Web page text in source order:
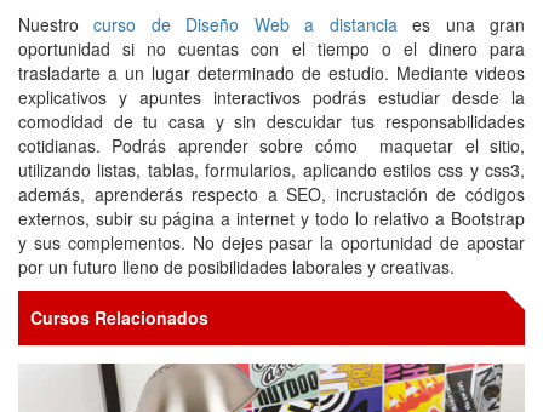
Nuestrocurso de Diseño Web a distancia es una gran
oportunidad si no cuentas con el tiempo o el dinero para
trasladarte a un lugar determinado de estudio. Mediante videos
explicativos y apuntes interactivos podrás estudiar desde la
comodidad de tu casa y sin descuidar tus responsabilidades
cotidianas. Podrás aprender sobre cómo maquetar el sitio,
utilizando listas, tablas, formularios, aplicando estilos css y css3,
además, aprenderás respecto a SEO, incrustación de códigos
externos, subir su página a internet y todo lo relativo a Bootstrap
y sus complementos. No dejes pasar la oportunidad de apostar
por un futuro lleno de posibilidades laborales y creativas.
Cursos Relacionados